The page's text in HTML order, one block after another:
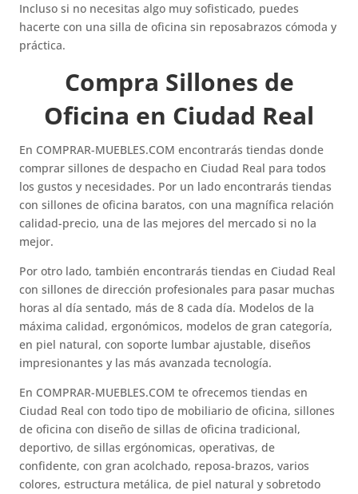
Incluso si no necesitas algo muy sofisticado, puedes
hacerte con una silla de oficina sin reposabrazos cómoda y
práctica.
Compra Sillones de
Oficina en Ciudad Real
En COMPRAR-MUEBLES.COM encontrarás tiendas donde
comprar sillones de despacho en Ciudad Real para todos
los gustos y necesidades. Por un lado encontrarás tiendas
con sillones de oficina baratos, con una magnífica relación
calidad-precio, una de las mejores del mercado si no la
mejor.
Por otro lado, también encontrarás tiendas en Ciudad Real
con sillones de dirección profesionales para pasar muchas
horas al día sentado, más de 8 cada día. Modelos de la
máxima calidad, ergonómicos, modelos de gran categoría,
en piel natural, con soporte lumbar ajustable, diseños
impresionantes y las más avanzada tecnología.
En COMPRAR-MUEBLES.COM te ofrecemos tiendas en
Ciudad Real con todo tipo de mobiliario de oficina, sillones
de oficina con diseño de sillas de oficina tradicional,
deportivo, de sillas ergónomicas, operativas, de
confidente, con gran acolchado, reposa-brazos, varios
colores, estructura metálica, de piel natural y sobretodo